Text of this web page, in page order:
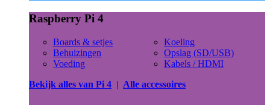
Raspberry Pi 4
Boards & setjes
Behuizingen
Voeding
Koeling
Opslag (SD/USB)
Kabels / HDMI
Bekijk alles van Pi 4 | Alle accessoires